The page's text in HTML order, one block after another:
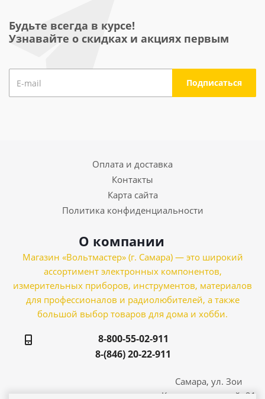
Будьте всегда в курсе!
Узнавайте о скидках и акциях первым
Оплата и доставка
Контакты
Карта сайта
Политика конфиденциальности
О компании
Магазин «Вольтмастер» (г. Самара) — это широкий
ассортимент электронных компонентов,
измерительных приборов, инструментов, материалов
для профессионалов и радиолюбителей, а также
большой выбор товаров для дома и хобби.
8-800-55-02-911
8-(846) 20-22-911
Самара, ул. Зои
Космодемьянской, 21